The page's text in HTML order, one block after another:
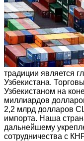
традиции является
Узбекистана.
Узбекистаном на
миллиардов
2,2 млрд долларов
импорта. Наша
дальнейшему
сотрудничества с